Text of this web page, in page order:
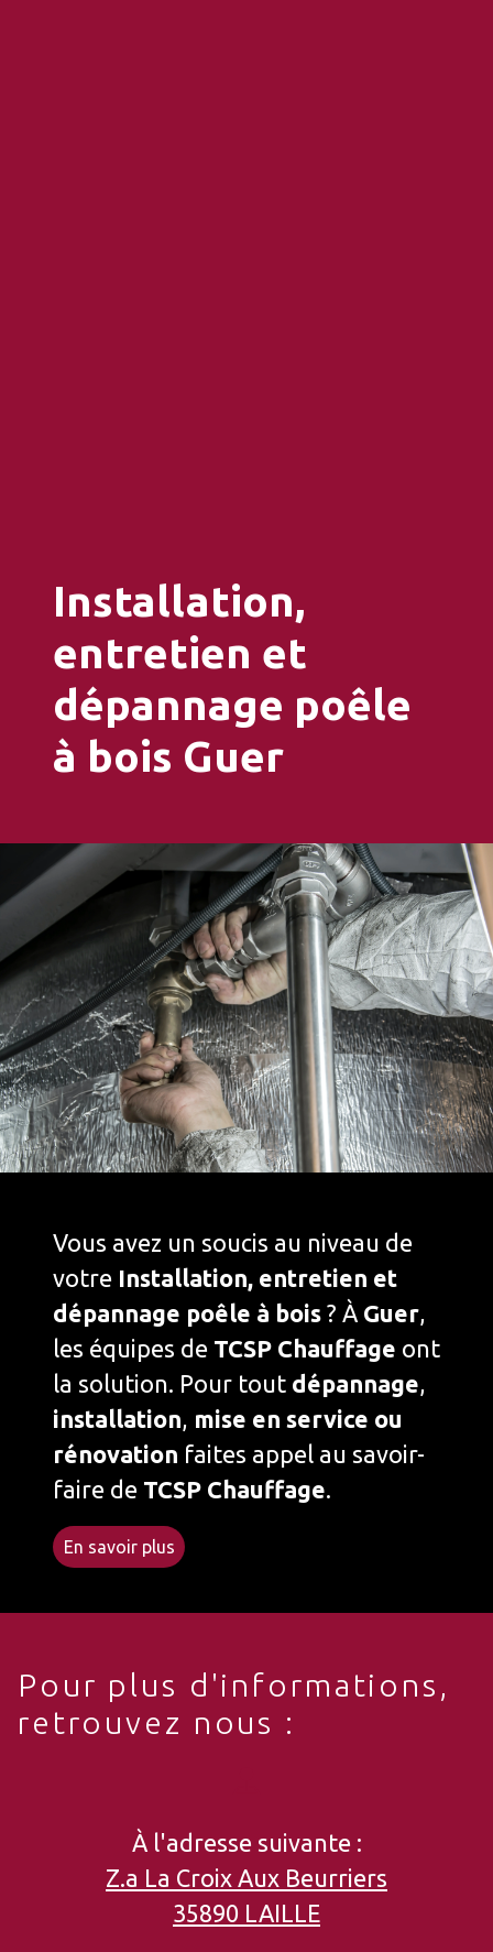
Installation,
entretien et
dépannage poêle
à bois Guer
Vous avez un soucis au niveau de
votre Installation, entretien et
dépannage poêle à bois ? À Guer,
les équipes de TCSP Chauffage ont
la solution. Pour tout dépannage,
installation, mise en service ou
rénovation faites appel au savoir-
faire de TCSP Chauffage.
En savoir plus
Pour plus d'informations,
retrouvez nous :
À l'adresse suivante :
Z.a La Croix Aux Beurriers
35890 LAILLE